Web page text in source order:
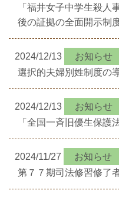
「福井女子中学生殺人
後の証拠の全面開示制
2024/12/13
お知らせ
選択的夫婦別姓制度の
2024/12/13
お知らせ
「全国一斉旧優生保護
2024/11/27
お知らせ
第７７期司法修習修了